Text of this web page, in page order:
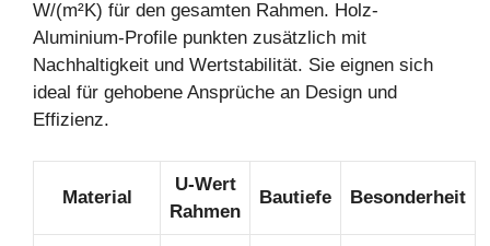
W/(m²K) für den gesamten Rahmen. Holz-
Aluminium-Profile punkten zusätzlich mit
Nachhaltigkeit und Wertstabilität. Sie eignen sich
ideal für gehobene Ansprüche an Design und
Effizienz.
Material
U-Wert
Rahmen
Bautiefe Besonderheit